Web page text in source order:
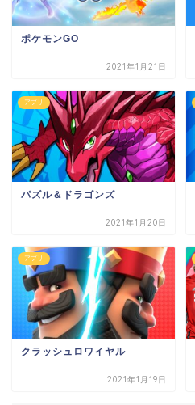
ポケモンGO
2021年1月21日
アプリ
パズル＆ドラゴンズ
2021年1月20日
アプリ
クラッシュロワイヤル
2021年1月19日